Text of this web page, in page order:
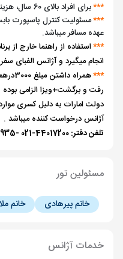
***برای افراد بالای 60 سال، هزینه بیمه به عهده مسافر و الزامی است.
***مسئولیت کنترل پاسپورت
عهده مسافر میباشد.
***استفاده از راهنما خارج از
انجام میگیرد و آژانس الفبای
***
همراه
رفت و برگشت+ویزا الزامی
دولت امارات به دلیل کسری
آژانس درخواست کننده میباشد .
تلفن دفتر: 44017200-021 -4935-021
مسئولین تور
خانم پیرهادی خانم
خدمات آژانس